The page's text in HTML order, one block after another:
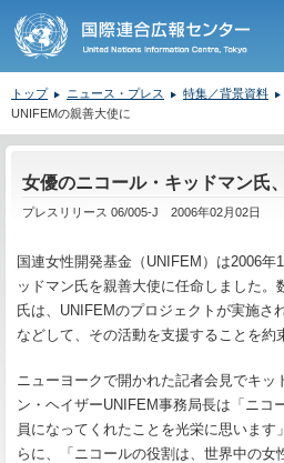
トップ ニュース・プレス 特集／背景資料
UNIFEMの親善大使に
女優のニコール・キッドマン氏
プレスリリース 06/005-J 2006年02月02日
国連女性開発基金（UNIFEM）は2006年
ッドマン氏を親善大使に任命しました。
氏は、UNIFEMのプロジェクトが実施さ
などして、その活動を支援することを約
ニューヨークで開かれた記者会見でキッ
ン・ヘイザーUNIFEM事務局長は「ニコ
員になってくれたことを光栄に思います
らに、「ニコールの役割は、世界中の